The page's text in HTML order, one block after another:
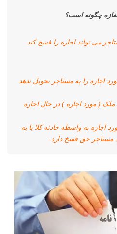
چگونه است؟
می تواند اجاره را فسخ کند
اجاره را به مستاجر تحویل ندهد
( مورد اجاره ) در حال اجاره
اجاره به واسطه حادثه کلا یا به
حق فسخ دارد.